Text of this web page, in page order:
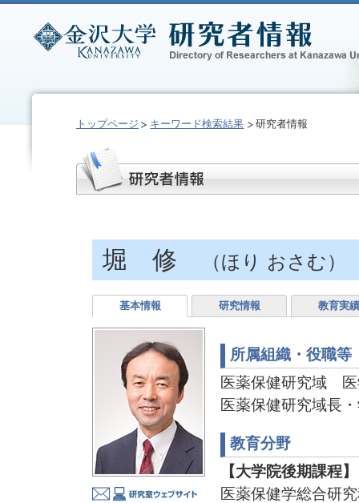
トップページ キーワード検索結果 研究者情報
堀 修 （ほり おさむ）
基本情報 研究情報 教育実績
所属組織・役職等
医薬保健研究域
医薬保健研究域長
教育分野
【大学院後期課程】
医薬保健学総合研